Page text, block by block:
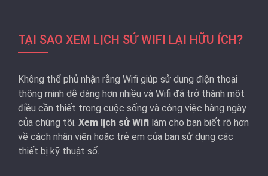
TẠI SAO XEM LỊCH SỬ WIFI LẠI HỮU ÍCH?
Không thể phủ nhận rằng Wifi giúp sử dụng điện thoại
thông minh dễ dàng hơn nhiều và Wifi đã trở thành một
điều cần thiết trong cuộc sống và công việc hàng ngày
của chúng tôi. Xem lịch sử Wifi làm cho bạn biết rõ hơn
về cách nhân viên hoặc trẻ em của bạn sử dụng các
thiết bị kỹ thuật số.